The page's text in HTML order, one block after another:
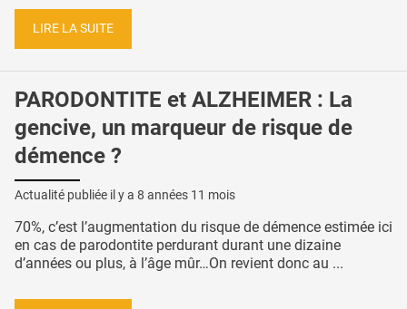
LIRE LA SUITE
PARODONTITE et ALZHEIMER : La
gencive, un marqueur de risque de
démence ?
Actualité publiée il y a 8 années 11 mois
70%, c’est l’augmentation du risque de démence estimée ici
en cas de parodontite perdurant durant une dizaine
d’années ou plus, à l’âge mûr…On revient donc au ...